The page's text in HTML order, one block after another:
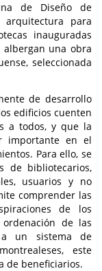
de Diseño de
arquitectura para
inauguradas
una obra
seleccionada
de desarrollo
edificios cuenten
a todos, y que la
importante en el
Para ello, se
de bibliotecarios,
usuarios y no
comprender las
de los
de las
a un sistema de
este
de beneficiarios.